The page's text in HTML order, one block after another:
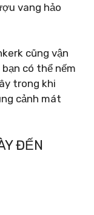
vang hảo
cũng vận
có thể nếm
trong khi
cảnh mát
ĐẾN